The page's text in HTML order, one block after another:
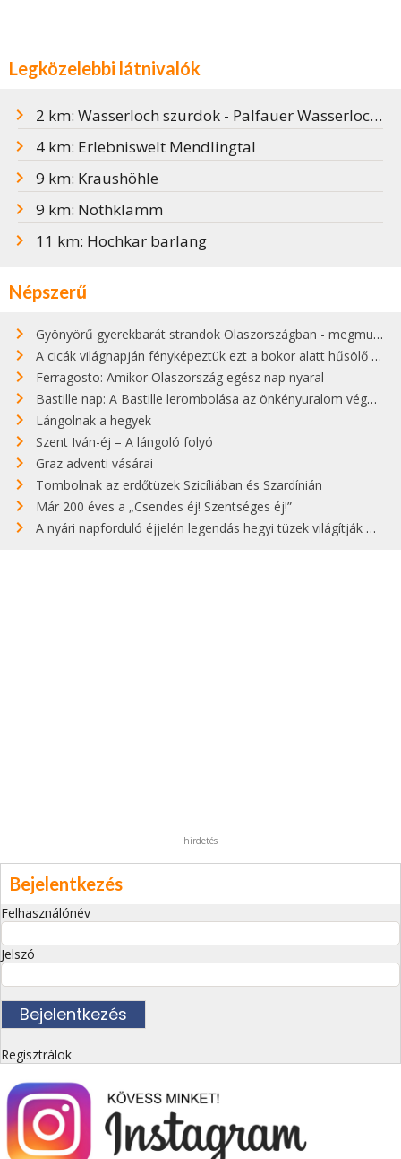
Legközelebbi látnivalók
2 km: Wasserloch szurdok - Palfauer Wasserlochklamm
4 km: Erlebniswelt Mendlingtal
9 km: Kraushöhle
9 km: Nothklamm
11 km: Hochkar barlang
Népszerű
Gyönyörű gyerekbarát strandok Olaszországban - megmutatjuk a 15 legjobbat
A cicák világnapján fényképeztük ezt a bokor alatt hűsölő cicát Kisorosziban
Ferragosto: Amikor Olaszország egész nap nyaral
Bastille nap: A Bastille lerombolása az önkényuralom végét jelentette
Lángolnak a hegyek
Szent Iván-éj – A lángoló folyó
Graz adventi vásárai
Tombolnak az erdőtüzek Szicíliában és Szardínián
Már 200 éves a „Csendes éj! Szentséges éj!”
A nyári napforduló éjjelén legendás hegyi tüzek világítják meg Zugspitzét
hirdetés
Bejelentkezés
Felhasználónév
Jelszó
Regisztrálok